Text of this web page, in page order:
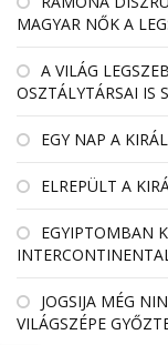
MAGYAR NŐK A
A VILÁG
OSZTÁLYTÁRSAI IS
EGY NAP A
ELREPÜLT A
EGYIPTOMBAN
JOGSIJA MÉG
VILÁGSZÉPE